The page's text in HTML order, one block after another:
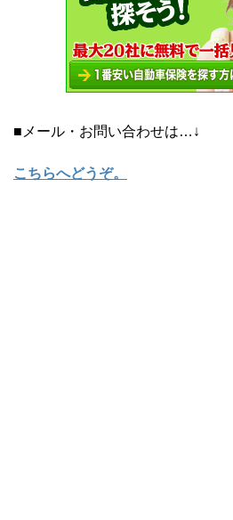
■メール・お問い合わせは…↓
こちらへどうぞ。